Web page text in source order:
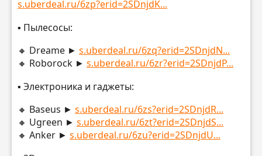
s.uberdeal.ru/6zp?erid=2SDnjdK...
▪️ Пылесосы:
🔸 Dreame ► s.uberdeal.ru/6zq?erid=2SDnjdN...
🔸 Roborock ► s.uberdeal.ru/6zr?erid=2SDnjdP...
▪️ Электроника и гаджеты:
🔸 Baseus ► s.uberdeal.ru/6zs?erid=2SDnjdR...
🔸 Ugreen ► s.uberdeal.ru/6zt?erid=2SDnjdS...
🔸 Anker ► s.uberdeal.ru/6zu?erid=2SDnjdU...